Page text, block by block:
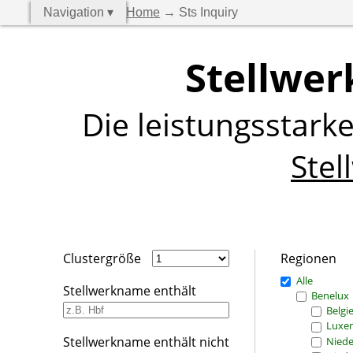
Navigation ▾ Home → Sts Inquiry
Die
Clustergröße
Stellwerkname enthält
Stellwerkname enthält nicht
Regionen
Alle
Benelux